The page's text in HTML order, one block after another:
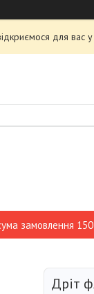
для вас
замовлення
Дріт